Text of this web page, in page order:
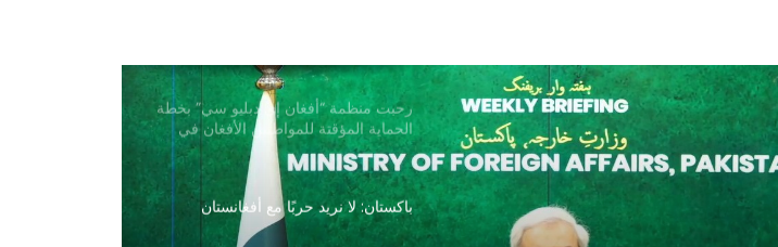
رحبت منظمة “أفغان إي دبليو سي” بخطة
الحماية المؤقتة للمواطنين الأفغان في
الولايات المتحدة
باكستان: لا نريد حربًا مع أفغانستان